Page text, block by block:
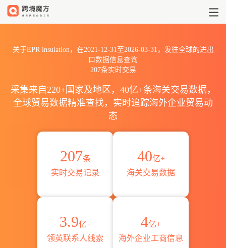
关于EPR insulation，在2021-12-31至2026-03-31，发往全球的进出
口数据信息查询
207条实时交易
采集来自220+国家及地区，40亿+条海关交易数据，
全球贸易数据精准查找，实时追踪海外企业贸易动
态
207条
实时交易记录
40亿+
海关交易数据
3.9亿+
领英联系人线索
4亿+
海外企业工商信息